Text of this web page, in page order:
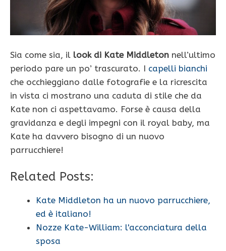
Sia come sia, il look di Kate Middleton nell’ultimo
periodo pare un po’ trascurato. I capelli bianchi
che occhieggiano dalle fotografie e la ricrescita
in vista ci mostrano una caduta di stile che da
Kate non ci aspettavamo. Forse è causa della
gravidanza e degli impegni con il royal baby, ma
Kate ha davvero bisogno di un nuovo
parrucchiere!
Related Posts:
Kate Middleton ha un nuovo parrucchiere,
ed è italiano!
Nozze Kate-William: l'acconciatura della
sposa